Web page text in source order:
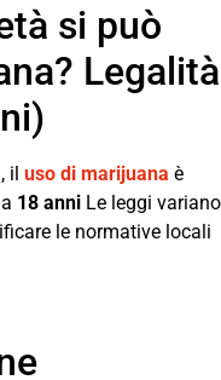
si può
Legalità
il uso di marijuana è
18 anni Le leggi variano
le normative locali